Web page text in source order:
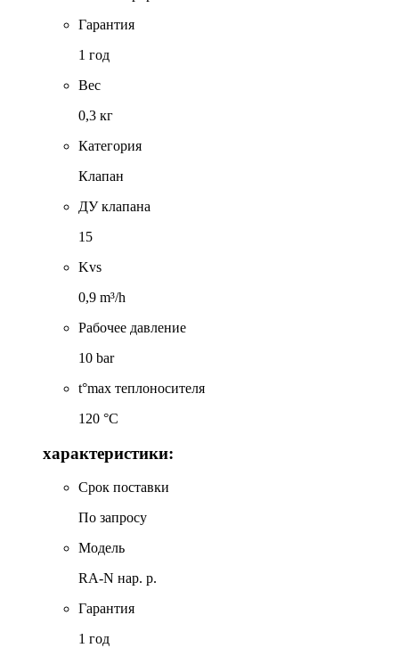
Гарантия
1 год
Вес
0,3 кг
Категория
Клапан
ДУ клапана
15
Kvs
0,9 m³/h
Рабочее давление
10 bar
t°max теплоносителя
120 °C
характеристики:
Срок поставки
По запросу
Модель
RA-N нар. р.
Гарантия
1 год